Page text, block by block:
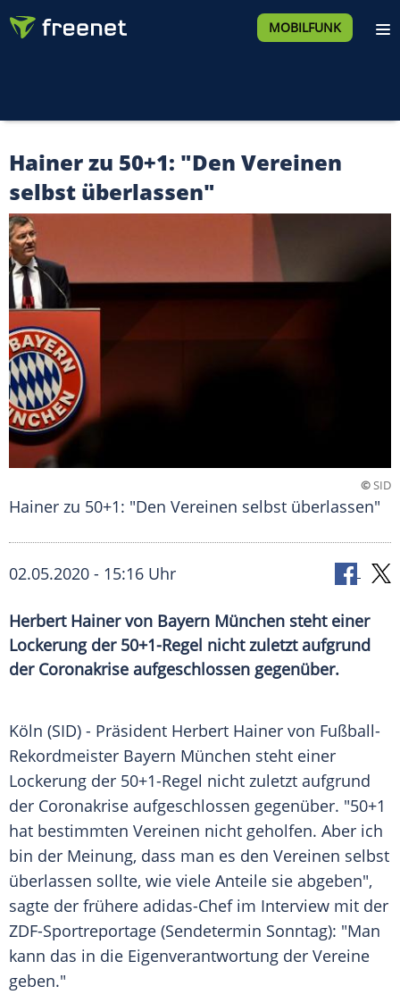
MOBILFUNK
Hainer zu 50+1: "Den Vereinen
selbst überlassen"
©SID
Hainer zu 50+1: "Den Vereinen selbst überlassen"
02.05.2020 - 15:16 Uhr
Herbert Hainer von Bayern München steht einer
Lockerung der 50+1-Regel nicht zuletzt aufgrund
der Coronakrise aufgeschlossen gegenüber.
Köln (SID) - Präsident Herbert Hainer von Fußball-
Rekordmeister Bayern München steht einer
Lockerung der 50+1-Regel nicht zuletzt aufgrund
der Coronakrise aufgeschlossen gegenüber. "50+1
hat bestimmten Vereinen nicht geholfen. Aber ich
bin der Meinung, dass man es den Vereinen selbst
überlassen sollte, wie viele Anteile sie abgeben",
sagte der frühere adidas-Chef im Interview mit der
ZDF-Sportreportage (Sendetermin Sonntag): "Man
kann das in die Eigenverantwortung der Vereine
geben."